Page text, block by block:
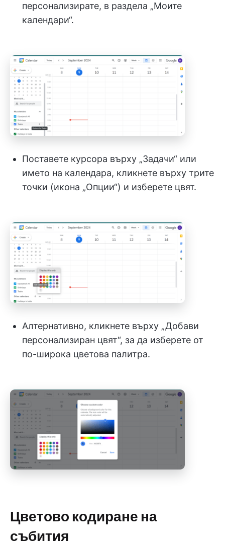
персонализирате, в раздела „Моите
календари“.
Поставете курсора върху „Задачи“ или
името на календара, кликнете върху трите
точки (икона „Опции“) и изберете цвят.
Алтернативно, кликнете върху „Добави
персонализиран цвят“, за да изберете от
по-широка цветова палитра.
Цветово кодиране на
събития